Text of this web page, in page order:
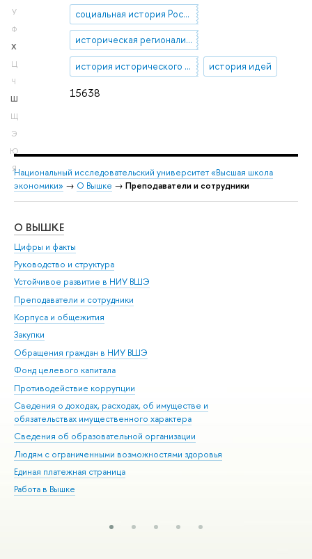
У
Ф
Х
Ц
Ч
Ш
Щ
Э
Ю
Я
15638
социальная история Российской империи
историческая регионалистика
история исторического знания история идей
Национальный исследовательский университет «Высшая школа
экономики» → О Вышке → Преподаватели и сотрудники
О ВЫШКЕ
Цифры и факты
Руководство и структура
Устойчивое развитие в НИУ ВШЭ
Преподаватели и сотрудники
Корпуса и общежития
Закупки
Обращения граждан в НИУ ВШЭ
Фонд целевого капитала
Противодействие коррупции
Сведения о доходах, расходах, об имуществе и
обязательствах имущественного характера
Сведения об образовательной организации
Людям с ограниченными возможностями здоровья
Единая платежная страница
Работа в Вышке